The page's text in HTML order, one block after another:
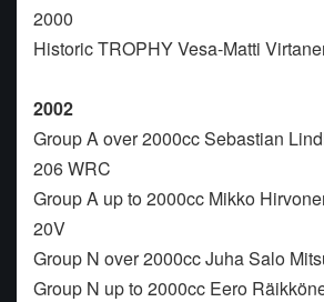
2000
Historic TROPHY Vesa-Matti
2002
Group A over 2000cc Sebastian
206 WRC
Group A up to 2000cc Mikko
20V
Group N over 2000cc Juha Salo
Group N up to 2000cc Eero